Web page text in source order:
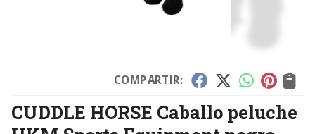
COMPARTIR:
CUDDLE HORSE Caballo peluche